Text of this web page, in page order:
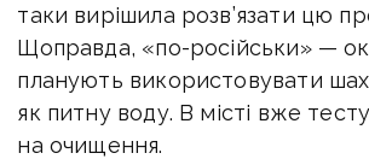
таки вирішила розв’язати цю
Щоправда, «по-російськи» —
планують використовувати
як питну воду. В місті вже
на очищення.